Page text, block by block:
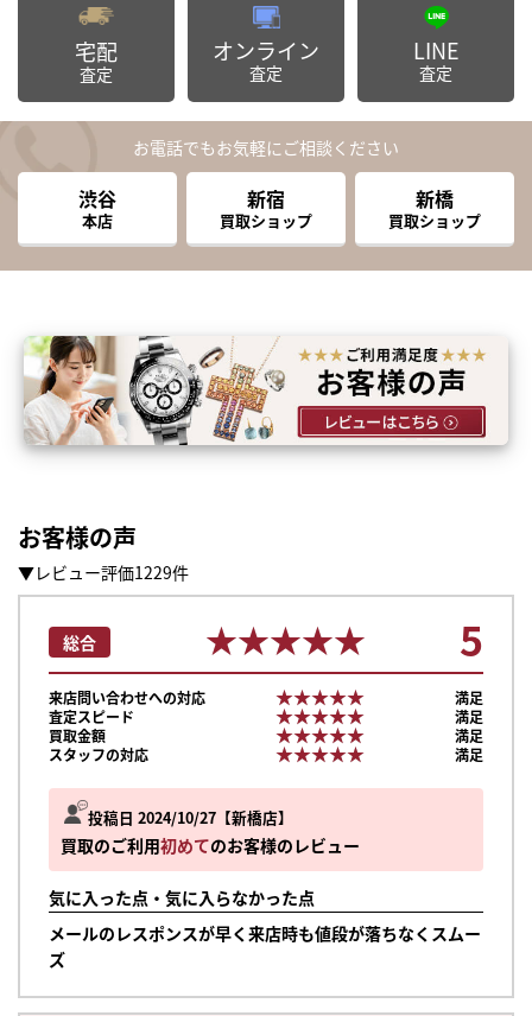
宅配
査定
オンライン
査定
LINE
査定
お電話でもお気軽にご相談ください
渋谷
本店
新宿
買取ショップ
新橋
買取ショップ
お客様の声
▼レビュー評価1229件
投稿日 2024/10/27 新橋店
買取のご利用初めてのお客様のレビュー
気に入った点・気に入らなかった点
メールのレスポンスが早く来店時も値段が落ちなくスムー
ズ
総合 ★★★★★
★★★★★ 5
来店問い合わせへの対応 ★★★★★
★★★★★
満足
査定スピード
★★★★★
★★★★★
満足
買取金額
★★★★★
★★★★★
満足
スタッフの対応
★★★★★
★★★★★ 満足